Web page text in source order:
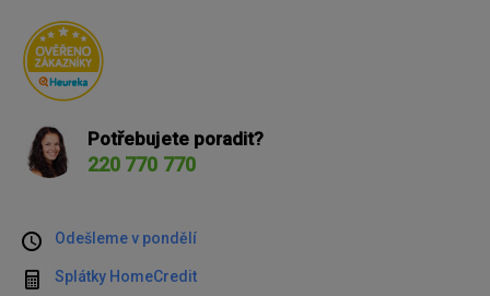
Potřebujete poradit?
220 770 770
Odešleme v pondělí
Splátky HomeCredit